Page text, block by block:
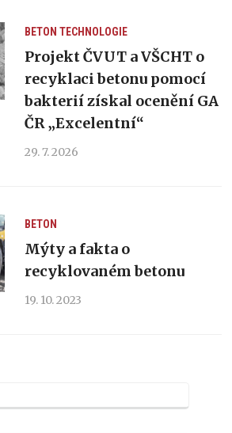
BETON TECHNOLOGIE
Projekt ČVUT a VŠCHT o
recyklaci betonu pomocí
bakterií získal ocenění GA
ČR „Excelentní“
29. 7. 2026
BETON
Mýty a fakta o
recyklovaném betonu
19. 10. 2023